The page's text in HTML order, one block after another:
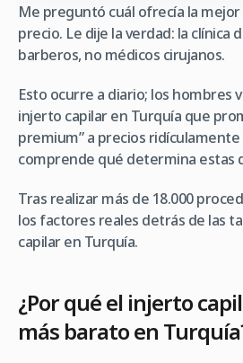
Me preguntó cuál ofrecía la mejor
precio. Le dije la verdad: la clínica
barberos, no médicos cirujanos.
Esto ocurre a diario; los hombres
injerto capilar en Turquía que
premium” a precios ridículamente
comprende qué determina estas
Tras realizar más de 18.000
los factores reales detrás de las
capilar en Turquía.
¿Por qué el injerto
más barato en